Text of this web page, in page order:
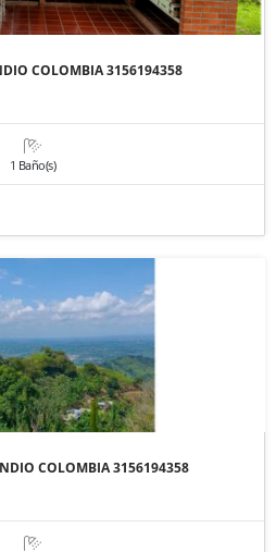
COLOMBIA 3156194358
1 Baño(s)
COLOMBIA 3156194358